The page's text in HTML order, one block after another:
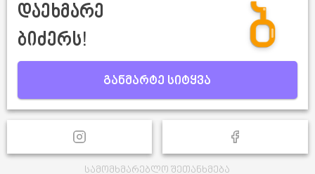
დაეხმარე
ბიძერს!
განმარტე სიტყვა
სამომხმარებლო შეთანხმება